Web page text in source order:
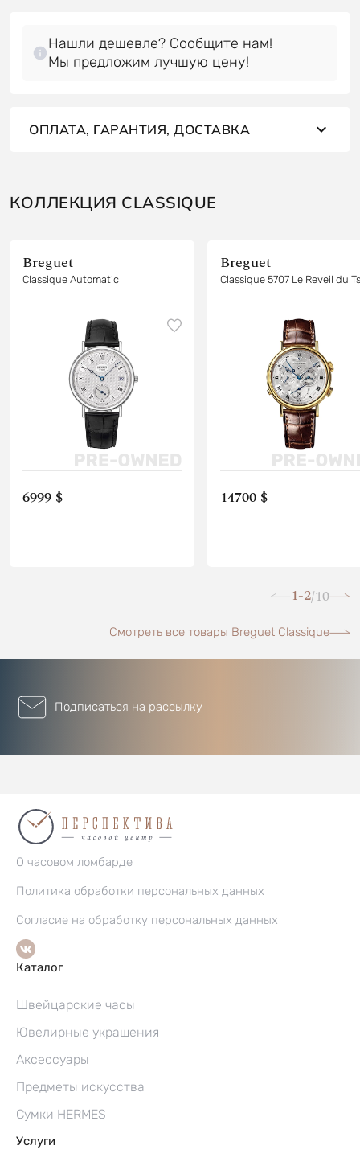
Нашли дешевле? Сообщите нам!
Мы предложим лучшую цену!
ОПЛАТА, ГАРАНТИЯ, ДОСТАВКА
КОЛЛЕКЦИЯ CLASSIQUE
Breguet
Classique Automatic
6999 $
Breguet
Classique 5707 Le Reveil du
14700 $
1-2/10
Смотреть все товары Breguet Classique
Подписаться на рассылку
О часовом ломбарде
Политика обработки персональных данных
Согласие на обработку персональных данных
Каталог
Швейцарские часы
Ювелирные украшения
Аксессуары
Предметы искусства
Сумки HERMES
Услуги